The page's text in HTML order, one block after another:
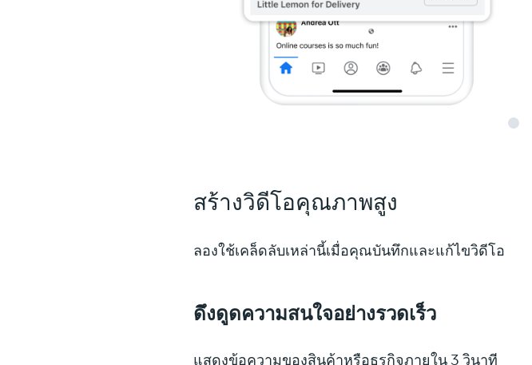
สร้างวิดีโอคุณภาพสูง
ลองใช้เคล็ดลับเหล่านี้เมื่อคุณบันทึกและแก้ไขวิดีโอ
ดึงดูดความสนใจอย่างรวดเร็ว
แสดงข้อความของสินค้าหรือธุรกิจภายใน 3 วินาที